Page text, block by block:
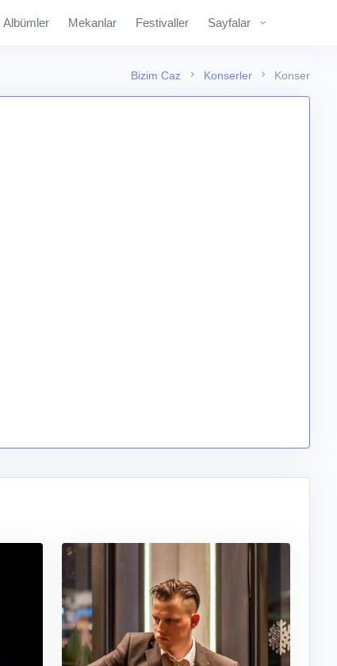
Albümler Mekanlar Festivaller Sayfalar
Bizim Caz Konserler Konser